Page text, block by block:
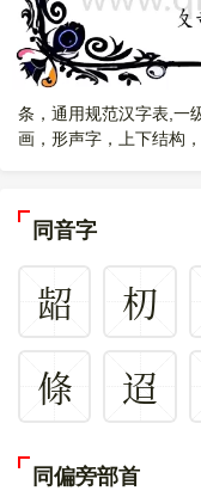
条，通用规范汉字表,一
画，形声字，上下结构，
同音字
龆 朷
條
迢
同偏旁部首